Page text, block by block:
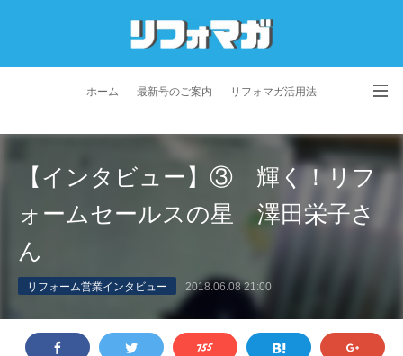
ホーム 最新号のご案内 リフォマガ活用法
よくあるご質問 特定商取引法に基づく表記
利用規約 会社概要
【インタビュー】③ 輝く！リフ
ォームセールスの星 澤田栄子さ
ん
リフォーム営業インタビュー 2018.06.08 21:00